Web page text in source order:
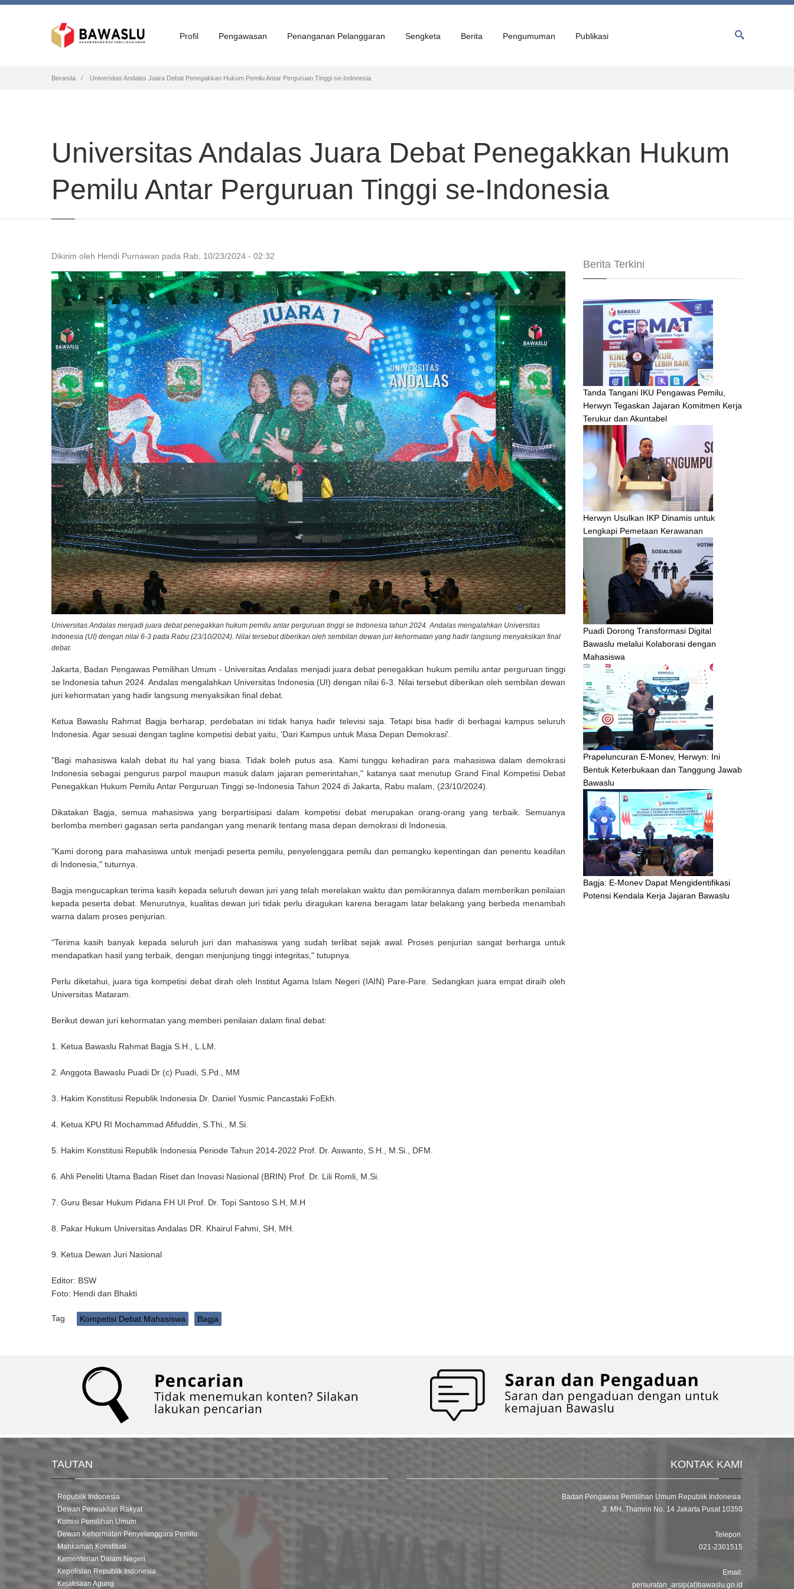
Profil Pengawasan Penanganan Pelanggaran Sengketa Berita Pengumuman Publikasi
Breadcrumb
Beranda Universitas Andalas Juara Debat Penegakkan Hukum Pemilu Antar Perguruan Tinggi se-Indonesia
Universitas Andalas Juara Debat Penegakkan Hukum
Pemilu Antar Perguruan Tinggi se-Indonesia
Dikirim oleh Hendi Purnawan pada Rab, 10/23/2024 - 02:32
Universitas Andalas menjadi juara debat penegakkan hukum pemilu antar perguruan tinggi se Indonesia tahun 2024. Andalas mengalahkan Universitas
Indonesia (UI) dengan nilai 6-3 pada Rabu (23/10/2024). Nilai tersebut diberikan oleh sembilan dewan juri kehormatan yang hadir langsung menyaksikan final
debat.
Jakarta, Badan Pengawas Pemilihan Umum - Universitas Andalas menjadi juara debat penegakkan hukum pemilu antar perguruan tinggi
se Indonesia tahun 2024. Andalas mengalahkan Universitas Indonesia (UI) dengan nilai 6-3. Nilai tersebut diberikan oleh sembilan dewan
juri kehormatan yang hadir langsung menyaksikan final debat.
Ketua Bawaslu Rahmat Bagja berharap, perdebatan ini tidak hanya hadir televisi saja. Tetapi bisa hadir di berbagai kampus seluruh
Indonesia. Agar sesuai dengan tagline kompetisi debat yaitu, 'Dari Kampus untuk Masa Depan Demokrasi'.
"Bagi mahasiswa kalah debat itu hal yang biasa. Tidak boleh putus asa. Kami tunggu kehadiran para mahasiswa dalam demokrasi
Indonesia sebagai pengurus parpol maupun masuk dalam jajaran pemerintahan," katanya saat menutup Grand Final Kompetisi Debat
Penegakkan Hukum Pemilu Antar Perguruan Tinggi se-Indonesia Tahun 2024 di Jakarta, Rabu malam, (23/10/2024).
Dikatakan Bagja, semua mahasiswa yang berpartisipasi dalam kompetisi debat merupakan orang-orang yang terbaik. Semuanya
berlomba memberi gagasan serta pandangan yang menarik tentang masa depan demokrasi di Indonesia.
"Kami dorong para mahasiswa untuk menjadi peserta pemilu, penyelenggara pemilu dan pemangku kepentingan dan penentu keadilan
di Indonesia," tuturnya.
Bagja mengucapkan terima kasih kepada seluruh dewan juri yang telah merelakan waktu dan pemikirannya dalam memberikan penilaian
kepada peserta debat. Menurutnya, kualitas dewan juri tidak perlu diragukan karena beragam latar belakang yang berbeda menambah
warna dalam proses penjurian.
"Terima kasih banyak kepada seluruh juri dan mahasiswa yang sudah terlibat sejak awal. Proses penjurian sangat berharga untuk
mendapatkan hasil yang terbaik, dengan menjunjung tinggi integritas," tutupnya.
Perlu diketahui, juara tiga kompetisi debat dirah oleh Institut Agama Islam Negeri (IAIN) Pare-Pare. Sedangkan juara empat diraih oleh
Universitas Mataram.
Berikut dewan juri kehormatan yang memberi penilaian dalam final debat:
1. Ketua Bawaslu Rahmat Bagja S.H., L.LM.
2. Anggota Bawaslu Puadi Dr (c) Puadi, S.Pd., MM
3. Hakim Konstitusi Republik Indonesia Dr. Daniel Yusmic Pancastaki FoEkh.
4. Ketua KPU RI Mochammad Afifuddin, S.Thi., M.Si.
5. Hakim Konstitusi Republik Indonesia Periode Tahun 2014-2022 Prof. Dr. Aswanto, S.H., M.Si., DFM.
6. Ahli Peneliti Utama Badan Riset dan Inovasi Nasional (BRIN) Prof. Dr. Lili Romli, M.Si.
7. Guru Besar Hukum Pidana FH UI Prof. Dr. Topi Santoso S.H, M.H
8. Pakar Hukum Universitas Andalas DR. Khairul Fahmi, SH, MH.
9. Ketua Dewan Juri Nasional
Editor: BSW
Foto: Hendi dan Bhakti
Tag Kompetisi Debat Mahasiswa Bagja
Berita Terkini
Tanda Tangani IKU Pengawas Pemilu,
Herwyn Tegaskan Jajaran Komitmen Kerja
Terukur dan Akuntabel
Herwyn Usulkan IKP Dinamis untuk
Lengkapi Pemetaan Kerawanan
Puadi Dorong Transformasi Digital
Bawaslu melalui Kolaborasi dengan
Mahasiswa
Prapeluncuran E-Monev, Herwyn: Ini
Bentuk Keterbukaan dan Tanggung Jawab
Bawaslu
Bagja: E-Monev Dapat Mengidentifikasi
Potensi Kendala Kerja Jajaran Bawaslu
TAUTAN
Republik Indonesia
Dewan Perwakilan Rakyat
Komisi Pemilihan Umum
Dewan Kehormatan Penyelenggara Pemilu
Mahkamah Konstitusi
Kementerian Dalam Negeri
Kepolisian Republik Indonesia
Kejaksaan Agung
KONTAK KAMI
Badan Pengawas Pemilihan Umum Republik Indonesia
Jl. MH. Thamrin No. 14 Jakarta Pusat 10350
Telepon
021-2301515
Email:
persuratan_arsip(at)bawaslu.go.id